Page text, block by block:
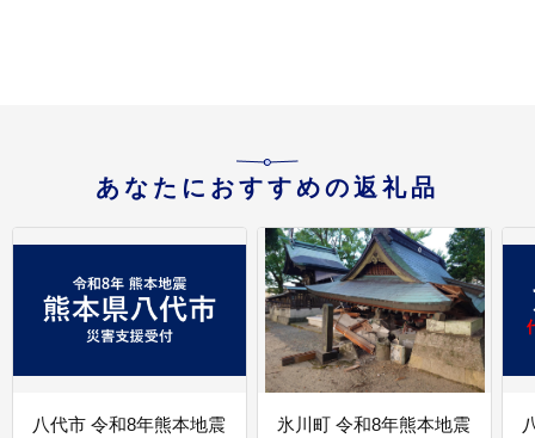
あなたにおすすめの返礼品
八代市 令和8年熊本地震
氷川町 令和8年熊本地震